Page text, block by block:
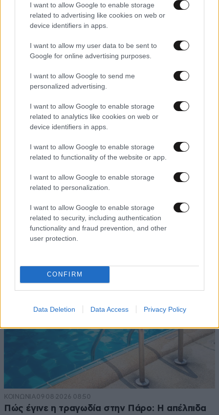
I want to allow Google to enable storage
related to advertising like cookies on web or
device identifiers in apps.
I want to allow my user data to be sent to
Google for online advertising purposes.
I want to allow Google to send me
personalized advertising.
I want to allow Google to enable storage
related to analytics like cookies on web or
device identifiers in apps.
I want to allow Google to enable storage
related to functionality of the website or app.
I want to allow Google to enable storage
related to personalization.
I want to allow Google to enable storage
related to security, including authentication
functionality and fraud prevention, and other
user protection.
CONFIRM
Data Deletion Data Access Privacy Policy
Οι 5 ασκήσεις που πρέπει να κάνετε για μια ζωή
με δύναμη και αυτονομία – Ένα απλό αλλά
ιδανικό πρόγραμμα καθώς μεγαλώνετε
ΕΛΛΑΔΑ42 λ. πριν
Ελικόπτερο προσγειώθηκε στα διάσημα βράχια
της Μήλου – Ο ιδιοκτήτης κατέβηκε για μπάνιο
ΚΟΙΝΩΝΙΑ09·08·2026 08:50
Πώς έγινε η τραγωδία στην Πάρο: Η απέλπιδα